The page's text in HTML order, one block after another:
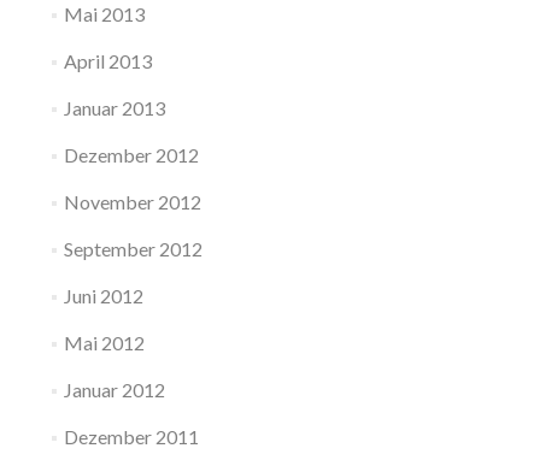
Mai 2013
April 2013
Januar 2013
Dezember 2012
November 2012
September 2012
Juni 2012
Mai 2012
Januar 2012
Dezember 2011